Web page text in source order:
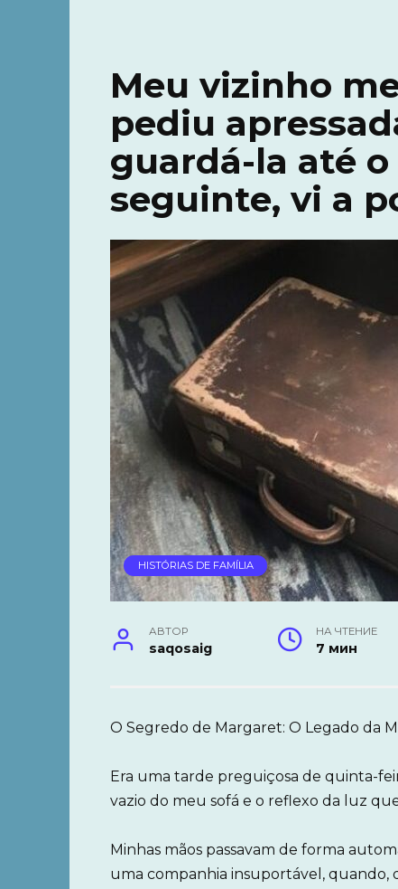
Meu vizinho
pediu
guardá-la até
seguinte, vi a
HISTÓRIAS DE FAMÍLIA
АВТОР
saqosaig
НА ЧТЕНИЕ
7 мин
O Segredo de Margaret: O Legado da
Era uma tarde preguiçosa de quinta-
vazio do meu sofá e o reflexo da luz
Minhas mãos passavam de forma
uma companhia insuportável,